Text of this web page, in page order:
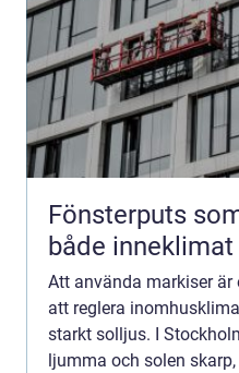
Fönsterputs
både
Att använda markiser
att reglera
starkt solljus. I
ljumma och solen